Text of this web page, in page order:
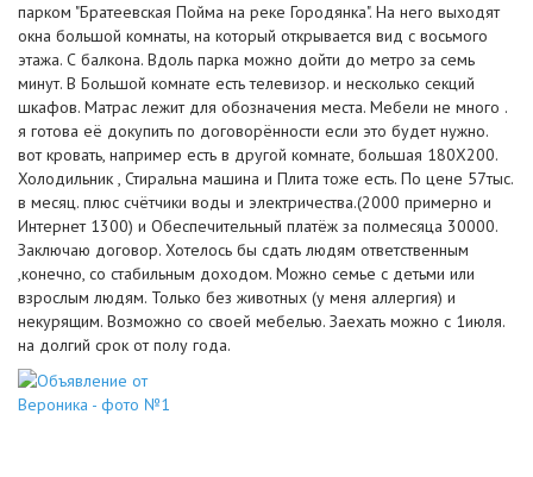
парком "Братеевская Пойма на реке Городянка". На него выходят
окна большой комнаты, на который открывается вид с восьмого
этажа. С балкона. Вдоль парка можно дойти до метро за семь
минут. В Большой комнате есть телевизор. и несколько секций
шкафов. Матрас лежит для обозначения места. Мебели не много .
я готова её докупить по договорённости если это будет нужно.
вот кровать, например есть в другой комнате, большая 180Х200.
Холодильник , Стиральна машина и Плита тоже есть. По цене 57тыс.
в месяц. плюс счётчики воды и электричества.(2000 примерно и
Интернет 1300) и Обеспечительный платёж за полмесяца 30000.
Заключаю договор. Хотелось бы сдать людям ответственным
,конечно, со стабильным доходом. Можно семье с детьми или
взрослым людям. Только без животных (у меня аллергия) и
некурящим. Возможно со своей мебелью. Заехать можно с 1июля.
на долгий срок от полу года.